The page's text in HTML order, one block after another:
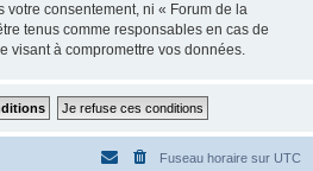
votre consentement, ni « Forum de la
tenus comme responsables en cas de
visant à compromettre vos données.
Fuseau horaire sur UTC